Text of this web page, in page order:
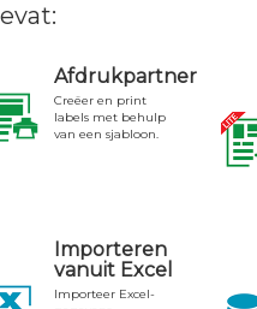
Afdrukpartner
Creëer en print
labels met behulp
van een sjabloon.
Importeren
vanuit Excel
Importeer Excel-